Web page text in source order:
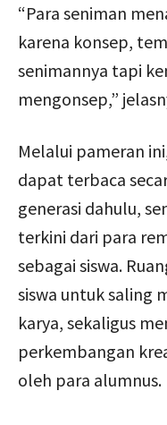
“Para seniman
karena konsep,
senimannya tapi
mengonsep,”
Melalui pameran
dapat terbaca
generasi dahulu,
terkini dari para
sebagai siswa.
siswa untuk saling
karya, sekaligus
perkembangan
oleh para alumnus.